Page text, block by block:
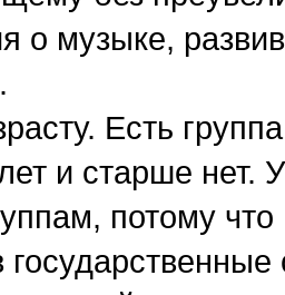
о музыке,
Есть
и старше нет.
потому